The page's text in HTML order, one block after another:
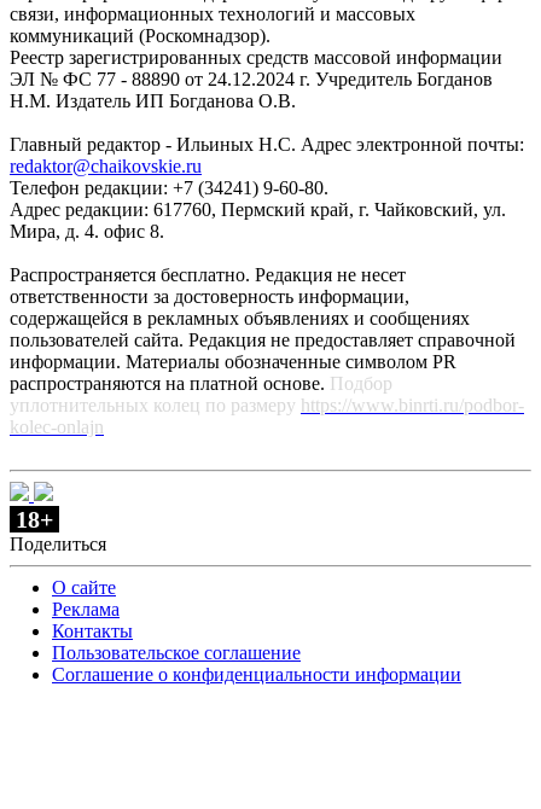
связи, информационных технологий и массовых
коммуникаций (Роскомнадзор).
Реестр зарегистрированных средств массовой информации
ЭЛ № ФС 77 - 88890 от 24.12.2024 г. Учредитель Богданов
Н.М. Издатель ИП Богданова О.В.
Главный редактор - Ильиных Н.С. Адрес электронной почты:
redaktor@chaikovskie.ru
Телефон редакции: +7 (34241) 9-60-80.
Адрес редакции: 617760, Пермский край, г. Чайковский, ул.
Мира, д. 4. офис 8.
Распространяется бесплатно. Редакция не несет
ответственности за достоверность информации,
содержащейся в рекламных объявлениях и сообщениях
пользователей сайта. Редакция не предоставляет справочной
информации. Материалы обозначенные символом PR
распространяются на платной основе. Подбор
уплотнительных колец по размеру https://www.binrti.ru/podbor-
kolec-onlajn
18+
Поделиться
О сайте
Реклама
Контакты
Пользовательское соглашение
Соглашение о конфиденциальности информации